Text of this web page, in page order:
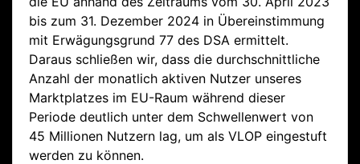
bis zum 31. Dezember 2024 in Übereinstimmung
mit Erwägungsgrund 77 des DSA ermittelt.
Daraus schließen wir, dass die durchschnittliche
Anzahl der monatlich aktiven Nutzer unseres
Marktplatzes im EU-Raum während dieser
Periode deutlich unter dem Schwellenwert von
45 Millionen Nutzern lag, um als VLOP eingestuft
werden zu können.